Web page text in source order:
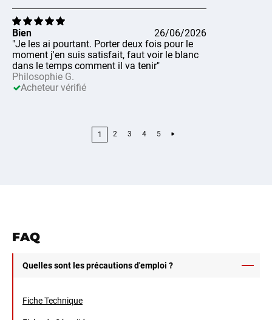
Bien
26/06/2026
"Je les ai pourtant. Porter deux fois pour le
moment j'en suis satisfait, faut voir le blanc
dans le temps comment il va tenir"
Philosophie G.
Acheteur vérifié
1 2 3 4 5
FAQ
Quelles sont les précautions d'emploi ?
Fiche Technique